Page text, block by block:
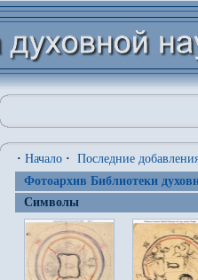
· Начало · Последние
Фотоархив Библиотеки
Символы